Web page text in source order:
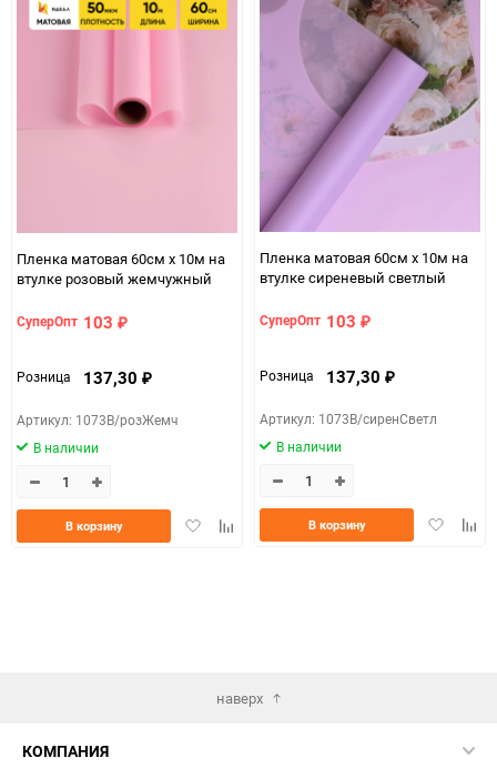
Особые условия Особых условий не требует
Единица измерения
голубНежн 304, 110 ↑
Пленка матовая 60см х 10м на
втулке розовый жемчужный
СуперОпт 103 ₽
Розница 137,30 ₽
Артикул: 1073В/розЖемч
В наличии
ДобавитьДобавить
В корзину
Пленка матовая 60см х 10м на
втулке сиреневый светлый
СуперОпт 103 ₽
Розница 137,30 ₽
Артикул: 1073В/сиренСветл
В наличии
Добавить
В корзину
наверх
КОМПАНИЯ